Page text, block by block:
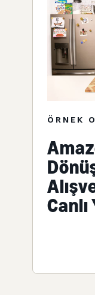
ÖRNEK
Canlı